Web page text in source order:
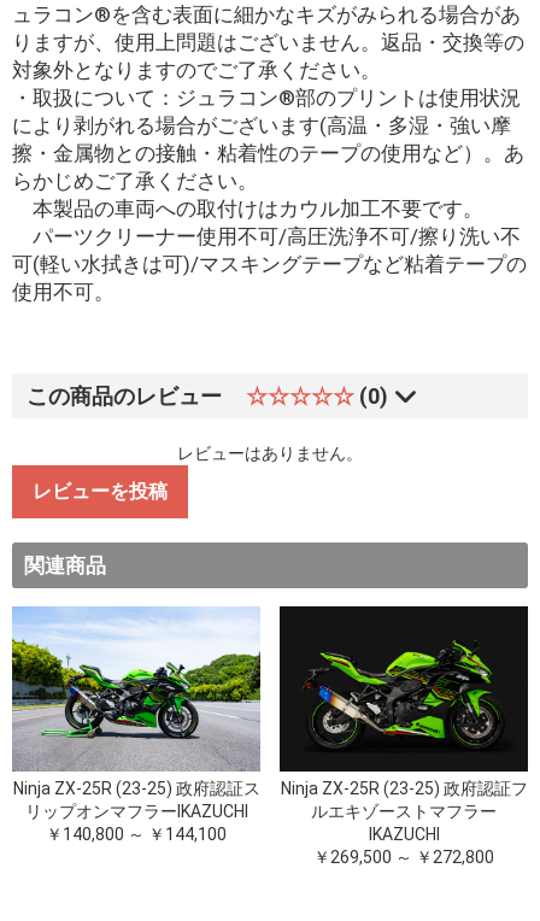
ュラコン®を含む表面に細かなキズがみられる場合があ
りますが、使用上問題はございません。返品・交換等の
対象外となりますのでご了承ください。
・取扱について：ジュラコン®部のプリントは使用状況
により剥がれる場合がございます(高温・多湿・強い摩
擦・金属物との接触・粘着性のテープの使用など）。あ
らかじめご了承ください。
本製品の車両への取付けはカウル加工不要です。
パーツクリーナー使用不可/高圧洗浄不可/擦り洗い不
可(軽い水拭きは可)/マスキングテープなど粘着テープの
使用不可。
この商品のレビュー ☆☆☆☆☆ (0)
レビューはありません。
レビューを投稿
関連商品
Ninja ZX-25R (23-25) 政府認証ス
リップオンマフラーIKAZUCHI
￥140,800 ～ ￥144,100
Ninja ZX-25R (23-25) 政府認証フ
ルエキゾーストマフラー
IKAZUCHI
￥269,500 ～ ￥272,800